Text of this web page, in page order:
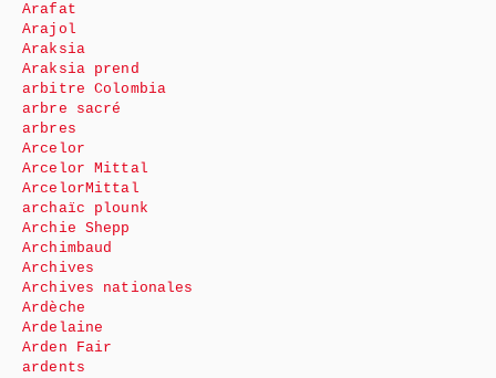
Arafat
Arajol
Araksia
Araksia prend
arbitre Colombia
arbre sacré
arbres
Arcelor
Arcelor Mittal
ArcelorMittal
archaïc plounk
Archie Shepp
Archimbaud
Archives
Archives nationales
Ardèche
Ardelaine
Arden Fair
ardents